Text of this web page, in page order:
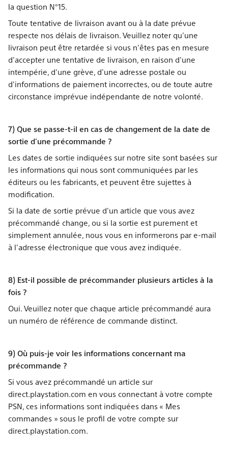
la question N°15.
Toute tentative de livraison avant ou à la date prévue
respecte nos délais de livraison. Veuillez noter qu'une
livraison peut être retardée si vous n'êtes pas en mesure
d'accepter une tentative de livraison, en raison d'une
intempérie, d'une grève, d'une adresse postale ou
d'informations de paiement incorrectes, ou de toute autre
circonstance imprévue indépendante de notre volonté.
7) Que se passe-t-il en cas de changement de la date de
sortie d'une précommande ?
Les dates de sortie indiquées sur notre site sont basées sur
les informations qui nous sont communiquées par les
éditeurs ou les fabricants, et peuvent être sujettes à
modification.
Si la date de sortie prévue d'un article que vous avez
précommandé change, ou si la sortie est purement et
simplement annulée, nous vous en informerons par e-mail
à l'adresse électronique que vous avez indiquée.
8) Est-il possible de précommander plusieurs articles à la
fois ?
Oui. Veuillez noter que chaque article précommandé aura
un numéro de référence de commande distinct.
9) Où puis-je voir les informations concernant ma
précommande ?
Si vous avez précommandé un article sur
direct.playstation.com en vous connectant à votre compte
PSN, ces informations sont indiquées dans « Mes
commandes » sous le profil de votre compte sur
direct.playstation.com.